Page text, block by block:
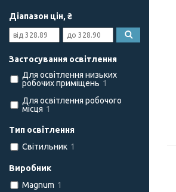
Діапазон цін, ₴
Застосування освітлення
Для освітлення низьких
робочих приміщень 1
Для освітлення робочого
місця 1
Тип освітлення
Світильник 1
Виробник
Magnum 1